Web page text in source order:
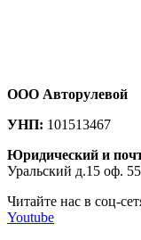
ООО Авторулевой
УНП: 101513467
Юридический и
Уральский д.15 оф.
Читайте нас в соц-
Youtube